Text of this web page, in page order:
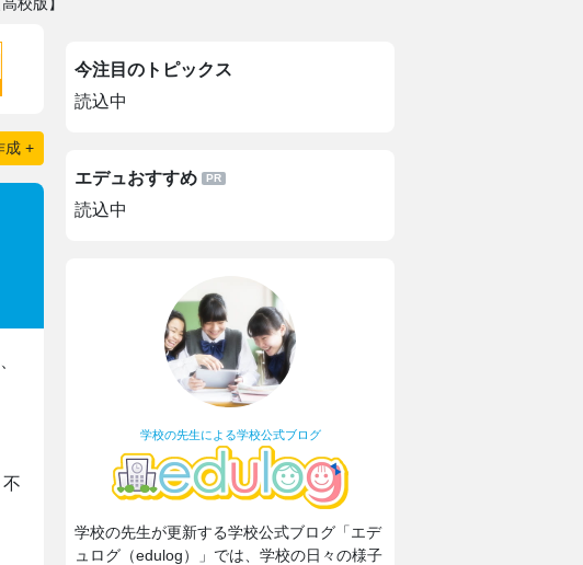
成 +
今注目のトピックス
読込中
エデュおすすめ
読込中
学校の先生による学校公式ブログ
学校の先生が更新する学校公式ブログ「エデ
ュログ（edulog）」では、学校の日々の様子